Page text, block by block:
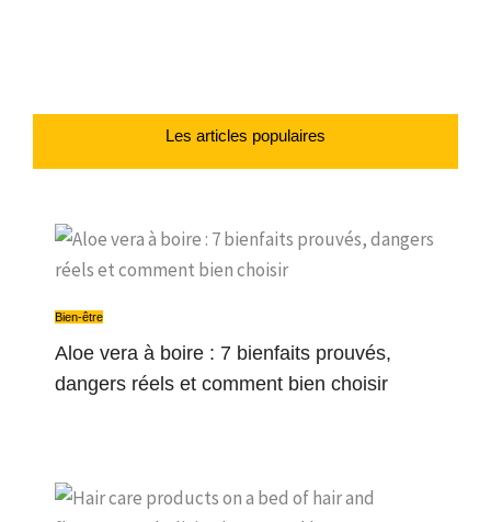
Les articles populaires
Bien-être
Aloe vera à boire : 7 bienfaits prouvés,
dangers réels et comment bien choisir